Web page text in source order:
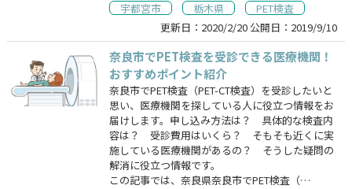
宇都宮市
栃木県
PET検査
更新日： 2020/2/20 公開日： 2019/9/10
奈良市でPET検査を受診できる医療機関！
おすすめポイント紹介
奈良市でPET検査（PET-CT検査）を受診したいと
思い、医療機関を探している人に役立つ情報をお
届けします。申し込み方法は？ 具体的な検査内
容は？ 受診費用はいくら？ そもそも近くに実
施している医療機関があるの？ そうした疑問の
解消に役立つ情報です。
この記事では、奈良県奈良市でPET検査（…